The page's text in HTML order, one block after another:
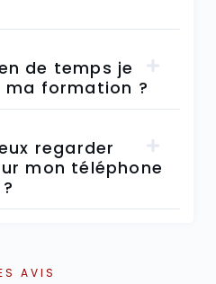
de temps je
ma formation ?
regarder
mon téléphone
AVIS